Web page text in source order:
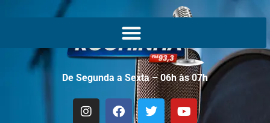
De Segunda a Sexta – 06h às 07h